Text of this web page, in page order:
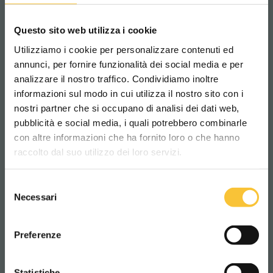
Questo sito web utilizza i cookie
Utilizziamo i cookie per personalizzare contenuti ed
annunci, per fornire funzionalità dei social media e per
analizzare il nostro traffico. Condividiamo inoltre
informazioni sul modo in cui utilizza il nostro sito con i
nostri partner che si occupano di analisi dei dati web,
pubblicità e social media, i quali potrebbero combinarle
con altre informazioni che ha fornito loro o che hanno
raccolto dal suo utilizzo dei loro servizi.
delNecessari
Preferenze
mensajes de correo electrónico a las
direcciones indicadas en este SITIO, la
cumplimentación de formularios de
solicitud y otros procedimientos guiados
contenidos en el SITIO implican la posterior
adquisición de la dirección del remitente,
necesaria para responder a las solicitudes,
Se irán indicando o mostrando notas
sitio predispuestas para determinados
Scegli il paese in cui ti trovi e la tua
lingua per una migliore esperienza di
navigazione